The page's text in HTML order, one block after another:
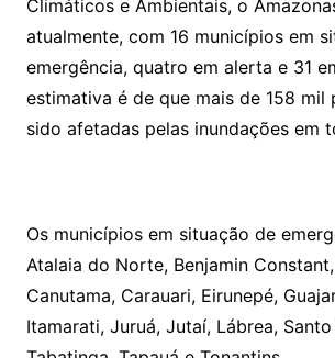
Climáticos e Ambientais, o
atualmente, com 16 municípios em
emergência, quatro em alerta e 31
estimativa é de que mais de 158 mil
sido afetadas pelas inundações em
Os municípios em situação de
Atalaia do Norte, Benjamin
Canutama, Carauari, Eirunepé,
Itamarati, Juruá, Jutaí, Lábrea,